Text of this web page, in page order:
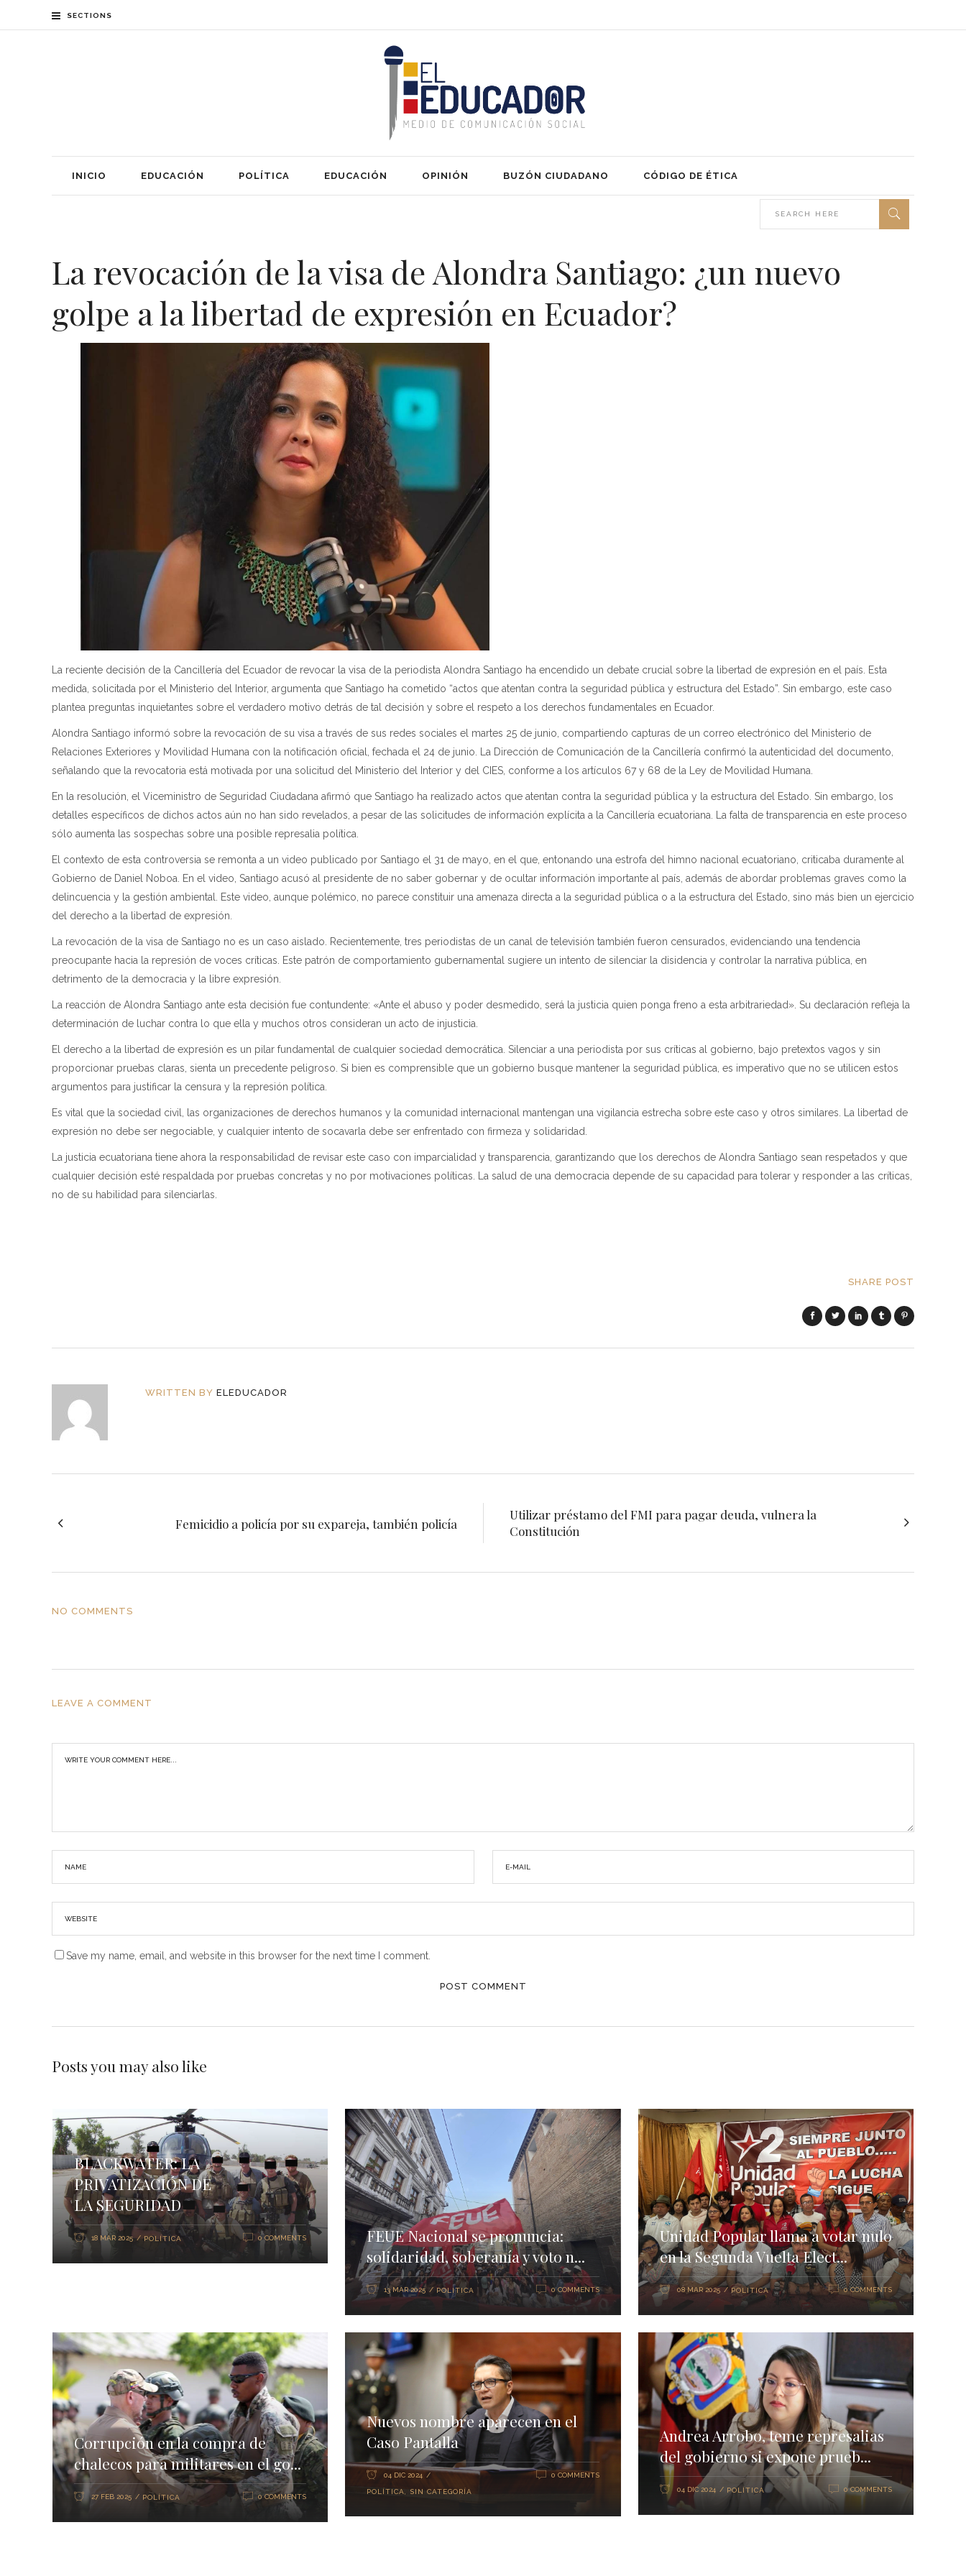
SECTIONS
INICIO EDUCACIÓN POLÍTICA EDUCACIÓN OPINIÓN BUZÓN CIUDADANO CÓDIGO DE ÉTICA
La revocación de la visa de Alondra Santiago: ¿un nuevo
golpe a la libertad de expresión en Ecuador?
La reciente decisión de la Cancillería del Ecuador de revocar la visa de la periodista Alondra Santiago ha encendido un debate crucial sobre la libertad de expresión en el país. Esta
medida, solicitada por el Ministerio del Interior, argumenta que Santiago ha cometido “actos que atentan contra la seguridad pública y estructura del Estado”. Sin embargo, este caso
plantea preguntas inquietantes sobre el verdadero motivo detrás de tal decisión y sobre el respeto a los derechos fundamentales en Ecuador.
Alondra Santiago informó sobre la revocación de su visa a través de sus redes sociales el martes 25 de junio, compartiendo capturas de un correo electrónico del Ministerio de
Relaciones Exteriores y Movilidad Humana con la notificación oficial, fechada el 24 de junio. La Dirección de Comunicación de la Cancillería confirmó la autenticidad del documento,
señalando que la revocatoria está motivada por una solicitud del Ministerio del Interior y del CIES, conforme a los artículos 67 y 68 de la Ley de Movilidad Humana.
En la resolución, el Viceministro de Seguridad Ciudadana afirmó que Santiago ha realizado actos que atentan contra la seguridad pública y la estructura del Estado. Sin embargo, los
detalles específicos de dichos actos aún no han sido revelados, a pesar de las solicitudes de información explícita a la Cancillería ecuatoriana. La falta de transparencia en este proceso
sólo aumenta las sospechas sobre una posible represalia política.
El contexto de esta controversia se remonta a un video publicado por Santiago el 31 de mayo, en el que, entonando una estrofa del himno nacional ecuatoriano, criticaba duramente al
Gobierno de Daniel Noboa. En el video, Santiago acusó al presidente de no saber gobernar y de ocultar información importante al país, además de abordar problemas graves como la
delincuencia y la gestión ambiental. Este video, aunque polémico, no parece constituir una amenaza directa a la seguridad pública o a la estructura del Estado, sino más bien un ejercicio
del derecho a la libertad de expresión.
La revocación de la visa de Santiago no es un caso aislado. Recientemente, tres periodistas de un canal de televisión también fueron censurados, evidenciando una tendencia
preocupante hacia la represión de voces críticas. Este patrón de comportamiento gubernamental sugiere un intento de silenciar la disidencia y controlar la narrativa pública, en
detrimento de la democracia y la libre expresión.
La reacción de Alondra Santiago ante esta decisión fue contundente: «Ante el abuso y poder desmedido, será la justicia quien ponga freno a esta arbitrariedad». Su declaración refleja la
determinación de luchar contra lo que ella y muchos otros consideran un acto de injusticia.
El derecho a la libertad de expresión es un pilar fundamental de cualquier sociedad democrática. Silenciar a una periodista por sus críticas al gobierno, bajo pretextos vagos y sin
proporcionar pruebas claras, sienta un precedente peligroso. Si bien es comprensible que un gobierno busque mantener la seguridad pública, es imperativo que no se utilicen estos
argumentos para justificar la censura y la represión política.
Es vital que la sociedad civil, las organizaciones de derechos humanos y la comunidad internacional mantengan una vigilancia estrecha sobre este caso y otros similares. La libertad de
expresión no debe ser negociable, y cualquier intento de socavarla debe ser enfrentado con firmeza y solidaridad.
La justicia ecuatoriana tiene ahora la responsabilidad de revisar este caso con imparcialidad y transparencia, garantizando que los derechos de Alondra Santiago sean respetados y que
cualquier decisión esté respaldada por pruebas concretas y no por motivaciones políticas. La salud de una democracia depende de su capacidad para tolerar y responder a las críticas,
no de su habilidad para silenciarlas.
SHARE POST
WRITTEN BY ELEDUCADOR
Femicidio a policía por su expareja, también policía
Utilizar préstamo del FMI para pagar deuda, vulnera la
Constitución
NO COMMENTS
LEAVE A COMMENT
Save my name, email, and website in this browser for the next time I comment.
Posts you may also like
BLACKWATER: LA
PRIVATIZACIÓN DE
LA SEGURIDAD
18 MAR 2025 POLÍTICA 0 COMMENTS
FEUE Nacional se pronuncia:
solidaridad, soberanía y voto n...
13 MAR 2025 POLÍTICA 0 COMMENTS
Unidad Popular llama a votar nulo
en la Segunda Vuelta Elect...
08 MAR 2025 POLÍTICA 0 COMMENTS
Corrupción en la compra de
chalecos para militares en el go...
27 FEB 2025 POLÍTICA 0 COMMENTS
Nuevos nombre aparecen en el
Caso Pantalla
04 DIC 2024
POLÍTICA SIN CATEGORÍA
0 COMMENTS
Andrea Arrobo, teme represalias
del gobierno si expone prueb...
04 DIC 2024 POLÍTICA 0 COMMENTS